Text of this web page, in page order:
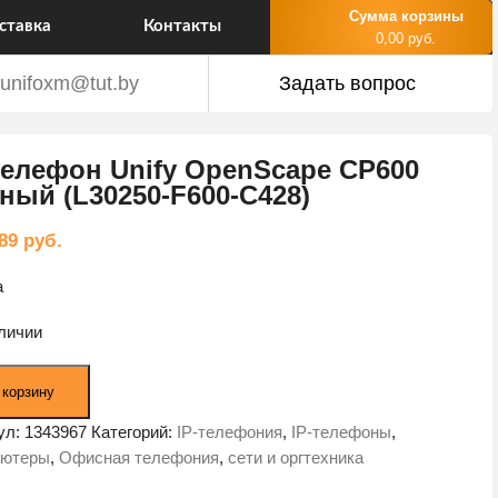
Контакты
Сумма корзины
0,00 руб.
unifoxm@tut.by Задать вопрос
Unify OpenScape CP600
(L30250-F600-C428)
руб.
1343967 Категорий: IP-телефония, IP-телефоны,
,Офисная телефония,сети и оргтехника